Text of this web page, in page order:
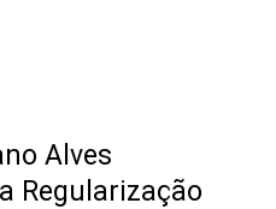
Alves
Regularização